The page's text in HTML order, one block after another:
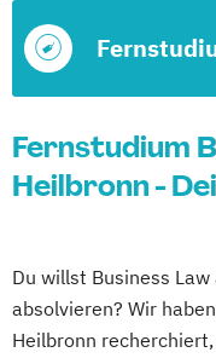
Fernstudium
Heilbronn -
Du willst Business
absolvieren? Wir
Heilbronn